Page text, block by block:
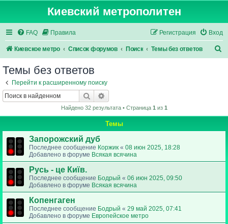
Киевский метрополитен
FAQ Правила Вход
Регистрация
Киевское метро Список форумов Поиск Темы без ответов
Темы без ответов
Перейти к расширенному поиску
Поиск
Найдено 32 результата • Страница 1из 1
Темы
Запорожский дуб
Последнее сообщение Коржик « 08 июн 2025, 18:28
Добавлено в форуме Всякая всячина
Русь - це Київ.
Последнее сообщение Бодрый « 06 июн 2025, 09:50
Добавлено в форуме Всякая всячина
Копенгаген
Последнее сообщение Бодрый « 29 май 2025, 07:41
Добавлено в форуме Европейское метро